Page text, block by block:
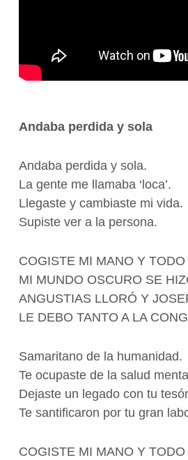
Andaba perdida y sola
Andaba perdida y sola.
La gente me llamaba ‘loca’.
Llegaste y cambiaste mi vida.
Supiste ver a la persona.
COGISTE MI MANO Y
MI MUNDO OSCURO SE
ANGUSTIAS LLORÓ Y
LE DEBO TANTO A LA
Samaritano de la humanidad.
Te ocupaste de la salud
Dejaste un legado con tu
Te santificaron por tu gran
COGISTE MI MANO Y